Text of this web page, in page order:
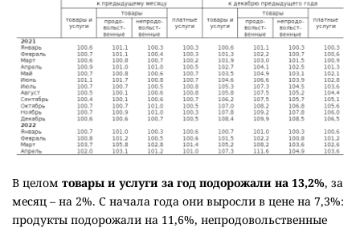
В целом товары и услуги за год подорожали на 13,2%, за
месяц – на 2%. С начала года они выросли в цене на 7,3%:
продукты подорожали на 11,6%, непродовольственные